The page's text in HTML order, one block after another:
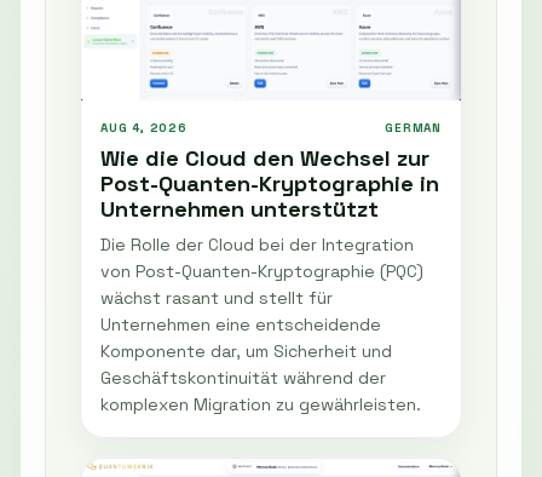
AUG 4, 2026 GERMAN
Wie die Cloud den Wechsel zur
Post-Quanten-Kryptographie in
Unternehmen unterstützt
Die Rolle der Cloud bei der Integration
von Post-Quanten-Kryptographie (PQC)
wächst rasant und stellt für
Unternehmen eine entscheidende
Komponente dar, um Sicherheit und
Geschäftskontinuität während der
komplexen Migration zu gewährleisten.